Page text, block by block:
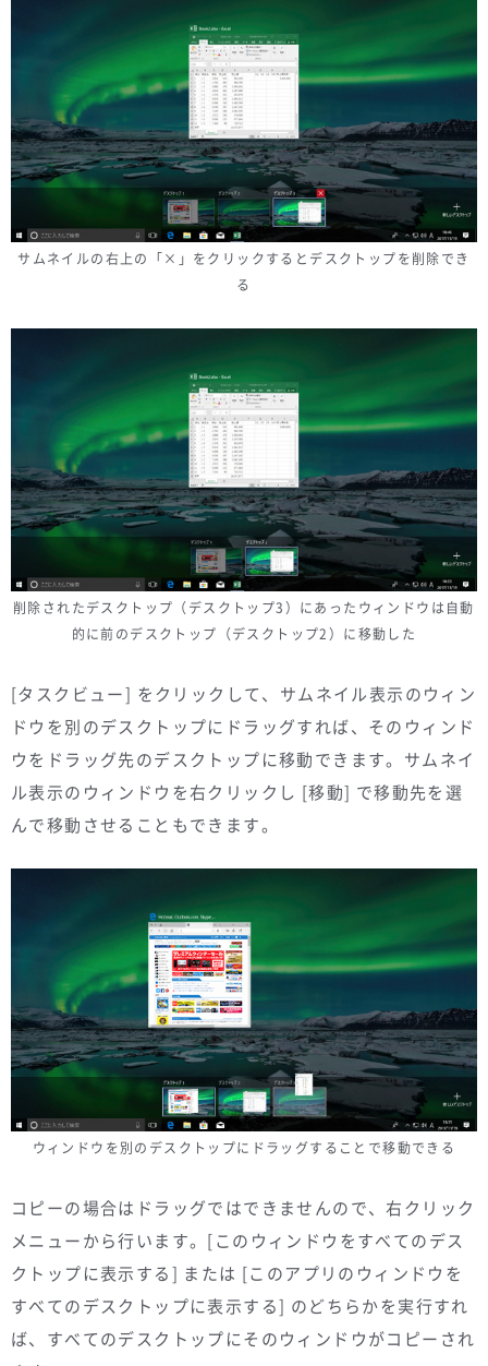
サムネイルの右上の「×」をクリックするとデスクトップを削除でき
る
削除されたデスクトップ（デスクトップ3）にあったウィンドウは自動
的に前のデスクトップ（デスクトップ2）に移動した
[タスクビュー] をクリックして、サムネイル表示のウィン
ドウを別のデスクトップにドラッグすれば、そのウィンド
ウをドラッグ先のデスクトップに移動できます。サムネイ
ル表示のウィンドウを右クリックし [移動] で移動先を選
んで移動させることもできます。
ウィンドウを別のデスクトップにドラッグすることで移動できる
コピーの場合はドラッグではできませんので、右クリック
メニューから行います。[このウィンドウをすべてのデス
クトップに表示する] または [このアプリのウィンドウを
すべてのデスクトップに表示する] のどちらかを実行すれ
ば、すべてのデスクトップにそのウィンドウがコピーされ